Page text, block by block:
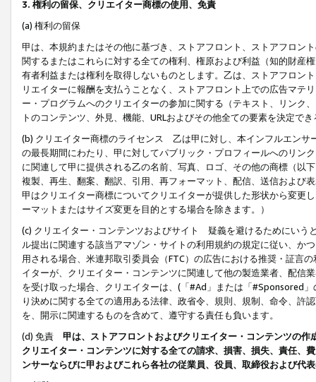
3. 権利の留保、クリエイター商標の使用、免責
(a) 権利の留保
甲は、本規約またはその他に基づき、ストアフロント、ストアフロン
関するまたはこれらに対する全ての権利、権原および利益（知的財産
有者利益または権利を取得しないものとします。乙は、ストアフロン
リエイターに報酬を支払うことなく、ストアフロント上での広告マテ
ー・プログラムへのクリエイターの参加に関する（テキスト、リンク
トのコンテンツ、外見、機能、URLおよびその他全ての要素を決定で
(b) クリエイター商標のライセンス 乙は甲に対し、本インフルエンサ
の最長期間にわたり、甲に対してパブリック・プロフィールへのリン
に関連して甲に提供される乙の名前、写真、ロゴ、その他の商標（以
複製、再生、翻案、翻訳、引用、再フォーマット、配信、送信および
甲はクリエイター商標についてクリエイターが提供した形状から変更
ーマットまたはサイズ変更を目的とする場合を除きます。）
(c) クリエイター・コンテンツおよびサイト 疑義を避けるためにいう
ル提出に関連する該当アマゾン・サイトの利用規約の規定に従い、か
用される場合、米連邦取引委員会（FTC）の広告における推奨・証言
イターが、クリエイター・コンテンツに関連して他の製造業者、配信
を受け取った場合、クリエイターは、(「#Ad」または「#Sponsored
り決めに関する全ての適用ある法律、政省令、規則、規制、命令、許
を、開示に関連するものを含めて、遵守する責任も負います。
(d) 免責 甲は、ストアフロントおよびクリエイター・コンテンツの
クリエイター・コンテンツに対する全ての請求、損害、損失、責任、
ンサーならびに甲およびこれら各社の従業員、役員、取締役および代